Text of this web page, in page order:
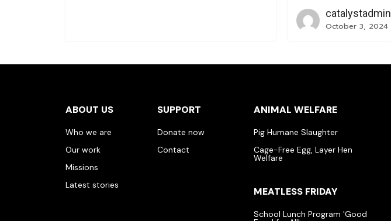
catalystadmin
October 3, 2024
ABOUT US
Who we are
Our work
Missions
Latest stories
SUPPORT
Donate now
Contact
ANIMAL WELFARE
Pig Humane Slaughter
Cage-Free Egg, Layer Hen
Welfare
MEATLESS FRIDAY
School Lunch Program 'Good